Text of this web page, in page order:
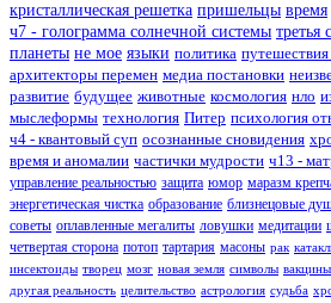
кристаллическая решетка пришельцы время
ч7 - голограмма солнечной системы третья
планеты не мое языки политика
архитекторы перемен медиа постановки
развитие будущее животные космология нло
мыслеформы технология Питер психология
ч4 - квантовый суп осознанные сновидения
время и аномалии частички мудрости ч13 -
управление реальностью защита юмор маразм
энергетическая чистка образование близнецовые
советы оплавленные мегалиты ловушки медитации
четвертая сторона потоп тартария масоны рак
инсектоиды творец мозг новая земля символы
другая реальность целительство астрология судьба